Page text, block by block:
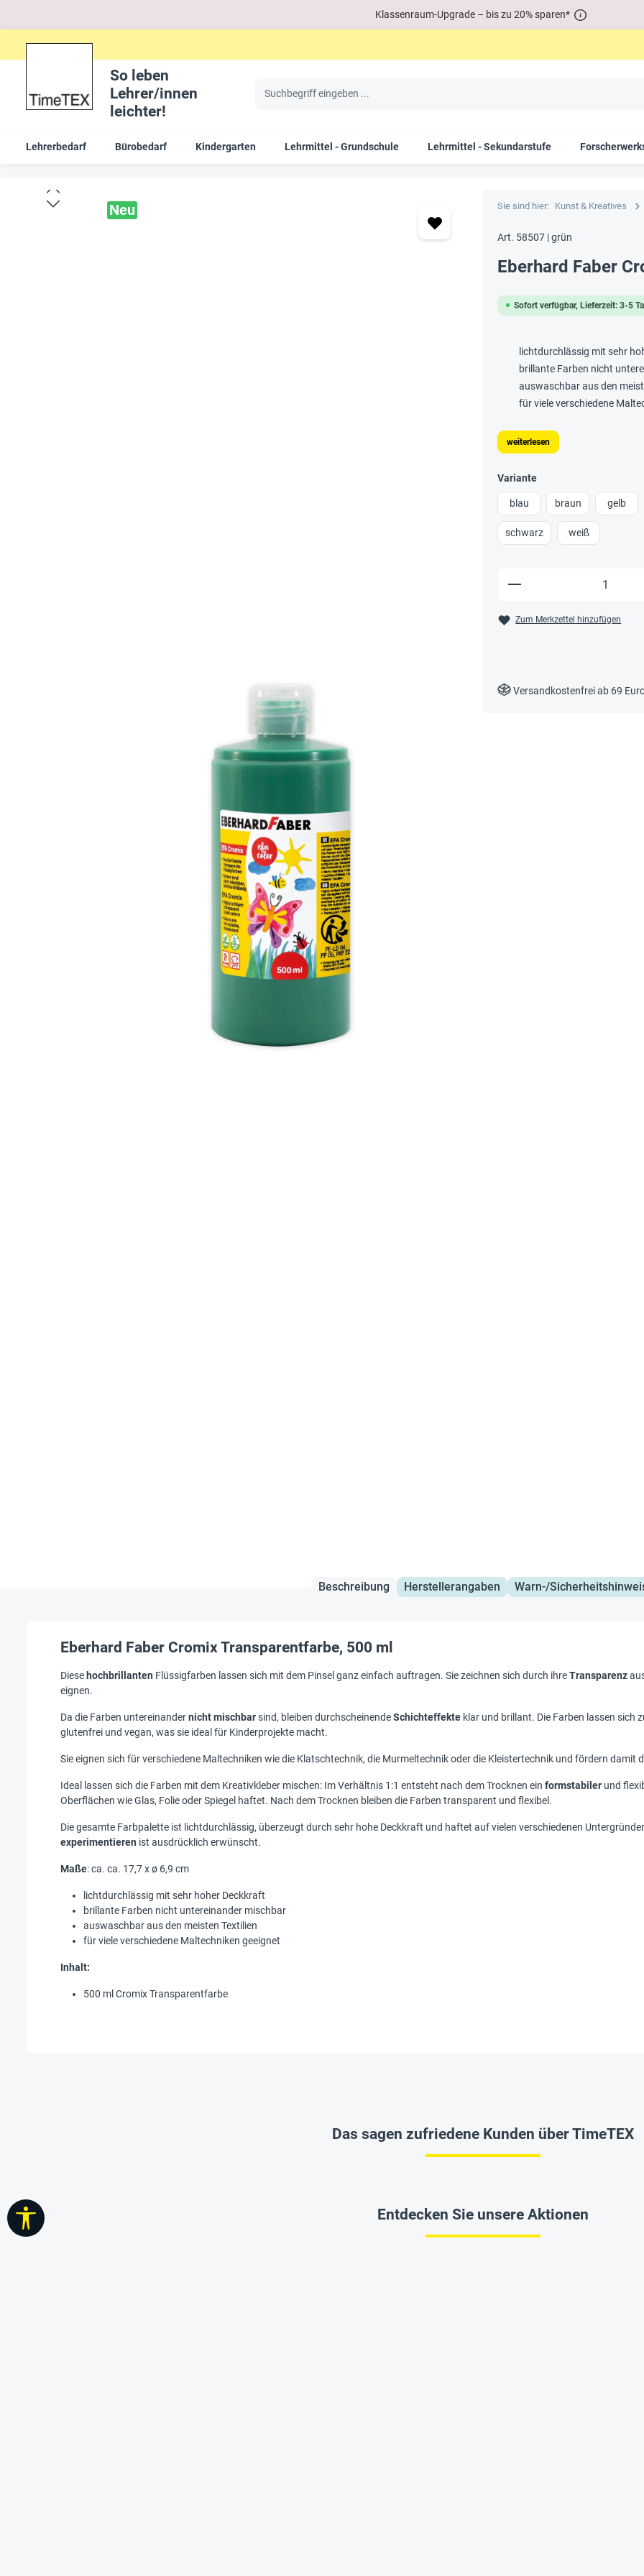
Klassenraum-Upgrade – bis zu 20% sparen*
So leben
Lehrer/innen
leichter!
Lehrerbedarf Bürobedarf Kindergarten Lehrmittel - Grundschule Lehrmittel - Sekundarstufe
Neu Sie sind hier: Kunst & Kreatives
Art. 58507 | grün
Eberhard Faber
Sofort verfügbar, Lieferzeit: 3-5
lichtdurchlässig mit sehr
brillante Farben nicht
auswaschbar aus den
für viele verschiedene
weiterlesen
Variante
blau braun gelb
schwarz weiß
Produkt Anzahl:
Zum Merkzettel hinzufügen
Versandkostenfrei ab 69
Beschreibung Herstellerangaben Warn-/
Eberhard Faber Cromix Transparentfarbe, 500 ml
Diese hochbrillanten Flüssigfarben lassen sich mit dem Pinsel ganz einfach auftragen. Sie zeichnen sich durch ihreTransparenz
eignen.
Da die Farben untereinandernichtmischbarsind, bleiben durchscheinendeSchichteffekte klar und brillant. Die Farben lassen sich
glutenfrei und vegan, was sie ideal für Kinderprojekte macht.
Sie eignen sich für verschiedene Maltechniken wie die Klatschtechnik, die Murmeltechnik oder die Kleistertechnik und fördern damit
Ideal lassen sich die Farben mit dem Kreativkleber mischen: Im Verhältnis 1:1 entsteht nach dem Trocknen ein formstabiler und
Oberflächen wie Glas, Folie oder Spiegel haftet. Nach dem Trocknen bleiben die Farben transparent und flexibel.
Die gesamte Farbpalette ist lichtdurchlässig, überzeugt durch sehr hohe Deckkraft und haftet auf vielen verschiedenen
experimentieren ist ausdrücklich erwünscht.
Maße: ca. ca. 17,7 x ø 6,9 cm
lichtdurchlässig mit sehr hoher Deckkraft
brillante Farben nicht untereinander mischbar
auswaschbar aus den meisten Textilien
für viele verschiedene Maltechniken geeignet
Inhalt:
500 ml Cromix Transparentfarbe
Das sagen zufriedene Kunden über TimeTEX
Entdecken Sie unsere Aktionen
Werkzeugleiste anzeigen